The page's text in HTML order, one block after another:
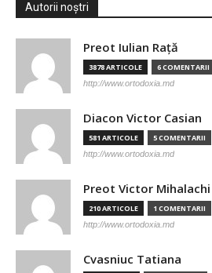
Autorii noștri
Preot Iulian Raţă
3878 ARTICOLE 6 COMENTARII
http://www.ortodoxia.md
Diacon Victor Casian
581 ARTICOLE 5 COMENTARII
http://www.ortodoxia.md
Preot Victor Mihalachi
210 ARTICOLE 1 COMENTARII
http://www.ortodoxia.md
Cvasniuc Tatiana